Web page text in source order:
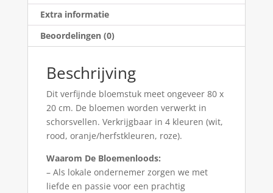
Extra informatie
Beoordelingen (0)
Beschrijving
Dit verfijnde bloemstuk meet ongeveer 80 x
20 cm. De bloemen worden verwerkt in
schorsvellen. Verkrijgbaar in 4 kleuren (wit,
rood, oranje/herfstkleuren, roze).
Waarom De Bloemenloods:
– Als lokale ondernemer zorgen we met
liefde en passie voor een prachtig